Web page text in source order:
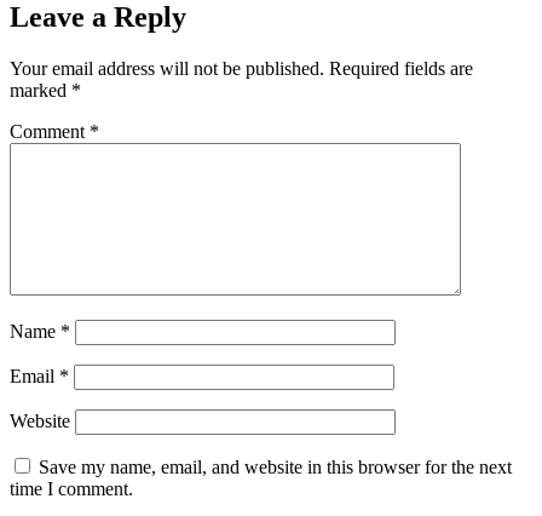
Leave a Reply
Your email address will not be published. Required fields are
marked *
Comment *
Name *
Email *
Website
Save my name, email, and website in this browser for the next
time I comment.